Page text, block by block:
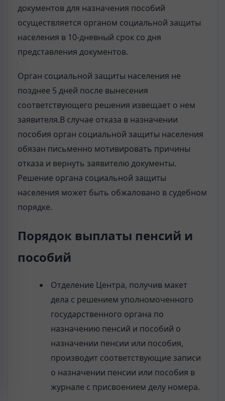
документов для назначения пособий
осуществляется органом социальной защиты
населения в 10-дневный срок со дня
представления документов.
Орган социальной защиты населения не
позднее 5 дней после вынесения
соответствующего решения извещает о нем
заявителя.В случае отказа в назначении
пособия орган социальной защиты населения
обязан письменно мотивировать причины
отказа и вернуть заявителю документы.
Решение органа социальной защиты
населения может быть обжаловано в судебном
порядке.
Порядок выплаты пенсий и
пособий
Отделение Центра, получив макет
дела с решением уполномоченного
государственного органа по
назначению пенсий и пособий о
назначении пенсии или пособия,
производит соответствующие записи
о назначении пенсии или пособия в
журнале с присвоением делу номера.